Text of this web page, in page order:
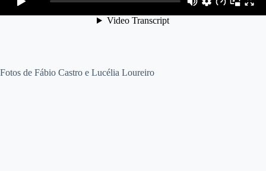
Fotos de Fábio Castro e Lucélia Loureiro